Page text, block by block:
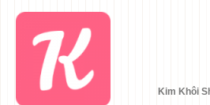
Kim Khôi